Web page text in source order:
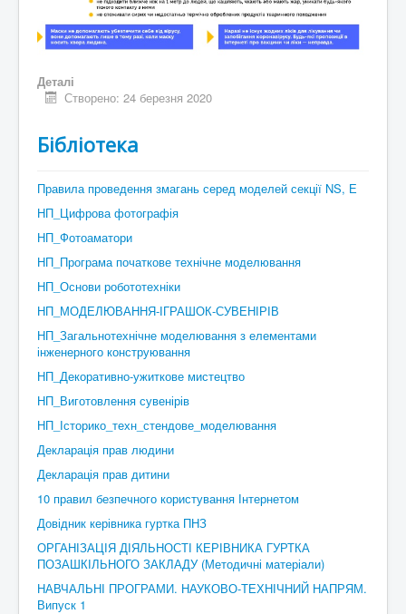
Деталі
Створено: 24 березня 2020
Бібліотека
Правила проведення змагань серед моделей секції NS, Е
НП_Цифрова фотографія
НП_Фотоаматори
НП_Програма початкове технічне моделювання
НП_Основи робототехніки
НП_МОДЕЛЮВАННЯ-ІГРАШОК-СУВЕНІРІВ
НП_Загальнотехнічне моделювання з елементами
інженерного конструювання
НП_Декоративно-ужиткове мистецтво
НП_Виготовлення сувенірів
НП_Історико_техн_стендове_моделювання
Декларація прав людини
Декларація прав дитини
10 правил безпечного користування Інтернетом
Довідник керівника гуртка ПНЗ
ОРГАНІЗАЦІЯ ДІЯЛЬНОСТІ КЕРІВНИКА ГУРТКА
ПОЗАШКІЛЬНОГО ЗАКЛАДУ (Методичні матеріали)
НАВЧАЛЬНІ ПРОГРАМИ. НАУКОВО-ТЕХНІЧНИЙ НАПРЯМ.
Випуск 1